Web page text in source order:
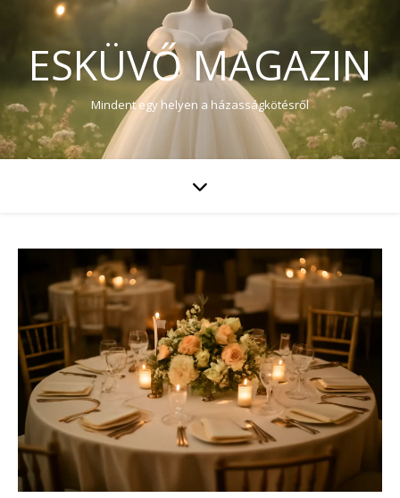
ESKÜVŐ MAGAZIN
Mindent egy helyen a házasságkötésről